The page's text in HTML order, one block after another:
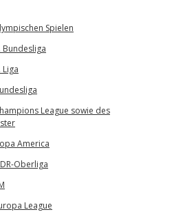
Spielen
League sowie des
America
Oberliga
League